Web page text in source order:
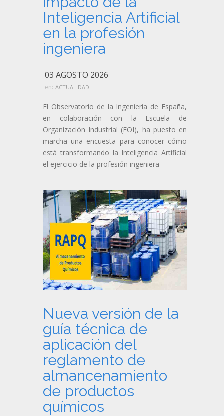
Inteligencia Artificial
en la profesión
ingeniera
03 AGOSTO 2026
en: ACTUALIDAD
El Observatorio de la Ingeniería de España,
en colaboración con la Escuela de
Organización Industrial (EOI), ha puesto en
marcha una encuesta para conocer cómo
está transformando la Inteligencia Artificial
el ejercicio de la profesión ingeniera
Nueva versión de la
guía técnica de
aplicación del
reglamento de
almancenamiento
de productos
químicos